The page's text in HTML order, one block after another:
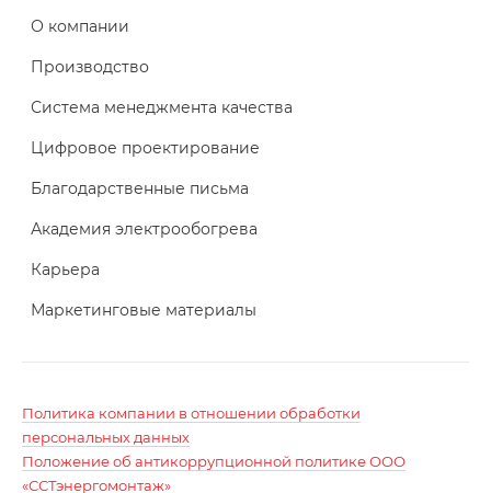
О компании
Производство
Система менеджмента качества
Цифровое проектирование
Благодарственные письма
Академия электрообогрева
Карьера
Маркетинговые материалы
Политика компании в отношении обработки
персональных данных
Положение об антикоррупционной политике ООО
«ССТэнергомонтаж»